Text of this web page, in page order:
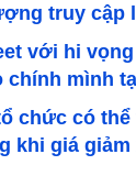
truy cập
với hi
chính mình
chức có thể
khi giá